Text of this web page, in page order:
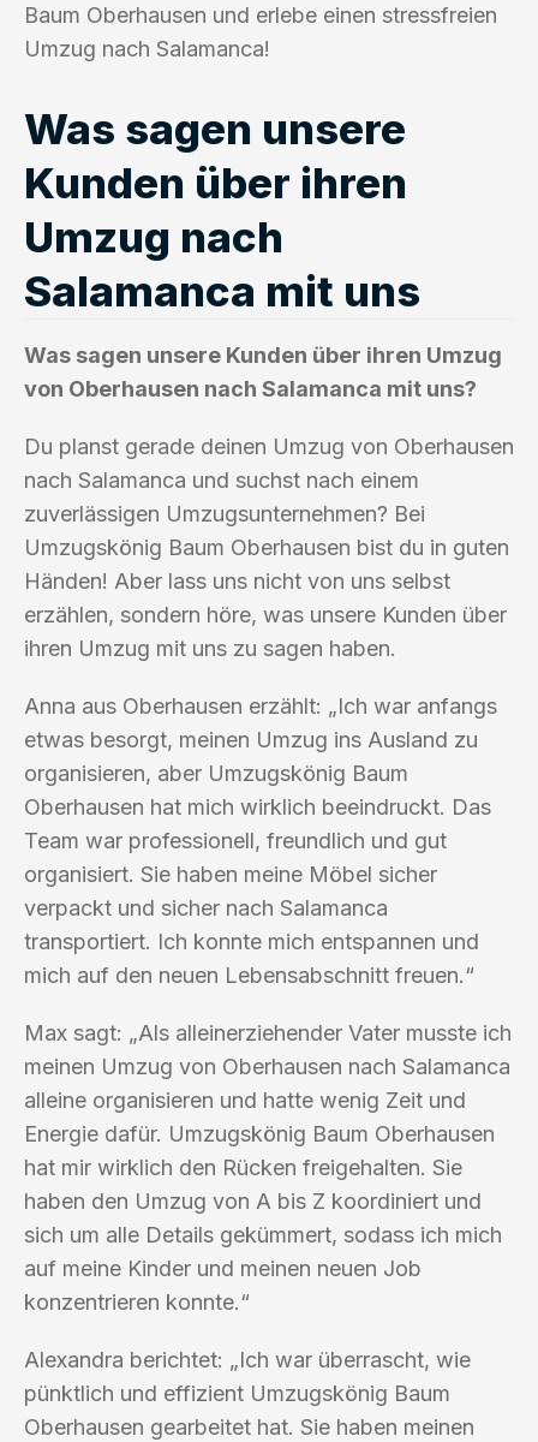
Baum Oberhausen und erlebe einen stressfreien
Umzug nach Salamanca!
Was sagen unsere
Kunden über ihren
Umzug nach
Salamanca mit uns
Was sagen unsere Kunden über ihren Umzug
von Oberhausen nach Salamanca mit uns?
Du planst gerade deinen Umzug von Oberhausen
nach Salamanca und suchst nach einem
zuverlässigen Umzugsunternehmen? Bei
Umzugskönig Baum Oberhausen bist du in guten
Händen! Aber lass uns nicht von uns selbst
erzählen, sondern höre, was unsere Kunden über
ihren Umzug mit uns zu sagen haben.
Anna aus Oberhausen erzählt: „Ich war anfangs
etwas besorgt, meinen Umzug ins Ausland zu
organisieren, aber Umzugskönig Baum
Oberhausen hat mich wirklich beeindruckt. Das
Team war professionell, freundlich und gut
organisiert. Sie haben meine Möbel sicher
verpackt und sicher nach Salamanca
transportiert. Ich konnte mich entspannen und
mich auf den neuen Lebensabschnitt freuen.“
Max sagt: „Als alleinerziehender Vater musste ich
meinen Umzug von Oberhausen nach Salamanca
alleine organisieren und hatte wenig Zeit und
Energie dafür. Umzugskönig Baum Oberhausen
hat mir wirklich den Rücken freigehalten. Sie
haben den Umzug von A bis Z koordiniert und
sich um alle Details gekümmert, sodass ich mich
auf meine Kinder und meinen neuen Job
konzentrieren konnte.“
Alexandra berichtet: „Ich war überrascht, wie
pünktlich und effizient Umzugskönig Baum
Oberhausen gearbeitet hat. Sie haben meinen